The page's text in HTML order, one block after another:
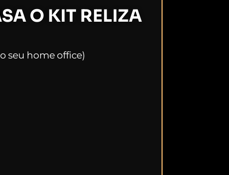
O KIT RELIZA
seu home office)